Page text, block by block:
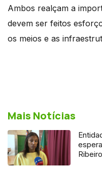
Ambos realçam a
devem ser feitos
os meios e as
Mais Notícias
Ribeiro